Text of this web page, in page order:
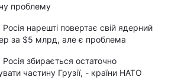
проблему
Росія нарешті повертає свій ядерний
за $5 млрд, але є проблема
Росія збирається остаточно
частину Грузії, - країни НАТО